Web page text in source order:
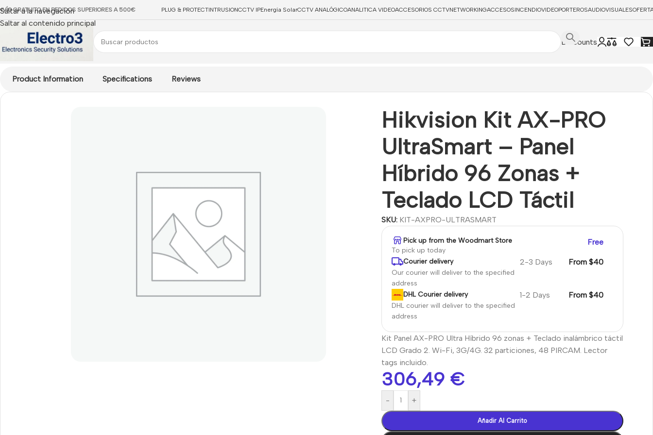
Saltar a la navegación
Saltar al contenido principal
GRATUITO EN PEDIDOS SUPERIORES A 500€ PLUG & PROTECTINTRUSIONCCTV IPEnergía SolarCCTV ANALÓGICOANALITICA VIDEOACCESORIOS CCTVNETWORKINGACCESOSINCENDIOVIDEOPORTEROSAUDIOVISUALES
Discounts
Product Information Specifications Reviews
Hikvision Kit AX-PRO
UltraSmart – Panel
Híbrido 96 Zonas +
Teclado LCD Táctil
SKU: KIT-AXPRO-ULTRASMART
Pick up from the Woodmart Store
To pick up today
Free
Courier delivery
Our courier will deliver to the specified
address
2-3 Days From $40
DHL Courier delivery
DHL courier will deliver to the specified
address
1-2 Days From $40
Kit Panel AX-PRO Ultra Híbrido 96 zonas + Teclado inalámbrico táctil
LCD Grado 2. Wi-Fi, 3G/4G. 32 particiones, 48 PIRCAM. Lector
tags incluido.
306,49 €
- +
Añadir Al Carrito